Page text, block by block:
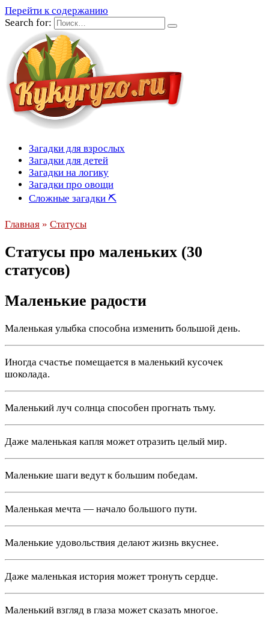
Перейти к содержанию
Search for:
Загадки для взрослых
Загадки для детей
Загадки на логику
Загадки про овощи
Сложные загадки ⛏
Главная » Статусы
Статусы про маленьких (30
статусов)
Маленькие радости
Маленькая улыбка способна изменить большой день.
Иногда счастье помещается в маленький кусочек
шоколада.
Маленький луч солнца способен прогнать тьму.
Даже маленькая капля может отразить целый мир.
Маленькие шаги ведут к большим победам.
Маленькая мечта — начало большого пути.
Маленькие удовольствия делают жизнь вкуснее.
Даже маленькая история может тронуть сердце.
Маленький взгляд в глаза может сказать многое.